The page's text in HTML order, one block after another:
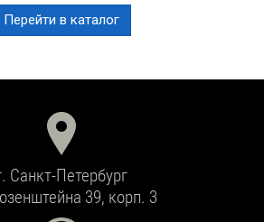
Перейти в каталог
Санкт-Петербург
39, корп. 3